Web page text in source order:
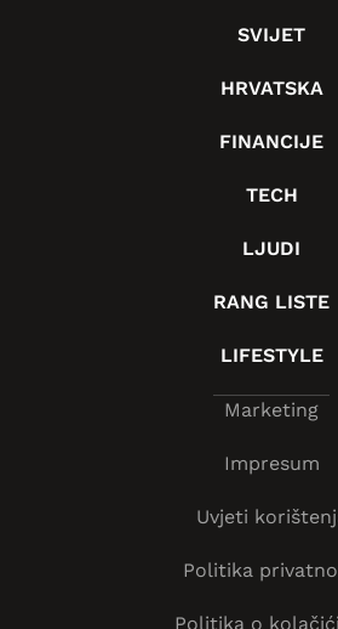
SVIJET
HRVATSKA
FINANCIJE
TECH
LJUDI
RANG LISTE
LIFESTYLE
Marketing
Impresum
Uvjeti
Politika
Politika o